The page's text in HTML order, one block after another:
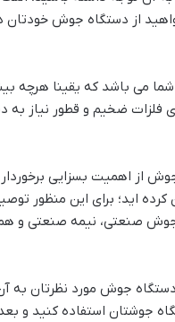
از دستگاه جوش خودتان
می باشد که یقینا هرچه
فلزات ضخیم و قطور نیاز به
از اهمیت بسزایی
اید؛ برای این منظور
صنعتی، نیمه صنعتی و
جوش مورد نظرتان به
جوشتان استفاده کنید و